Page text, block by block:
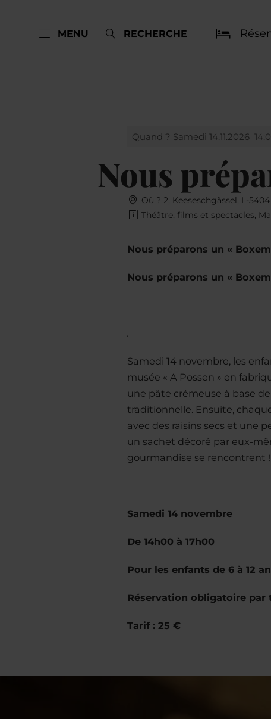
MENU RECHERCHE
Quand ? Samedi 14.11.2026
Nous
Où ? 2, Keeseschgässel, L-
Théâtre, films et spectacles,
Nous préparons un «
Nous préparons un «
.
Samedi 14 novembre, les
musée « A Possen » en
une pâte crémeuse à base
traditionnelle. Ensuite,
avec des raisins secs et une
un sachet décoré par eux-
gourmandise se rencontrent !
Samedi 14 novembre
De 14h00 à 17h00
Pour les enfants de 6 à 12
Réservation obligatoire par
Tarif : 25 €